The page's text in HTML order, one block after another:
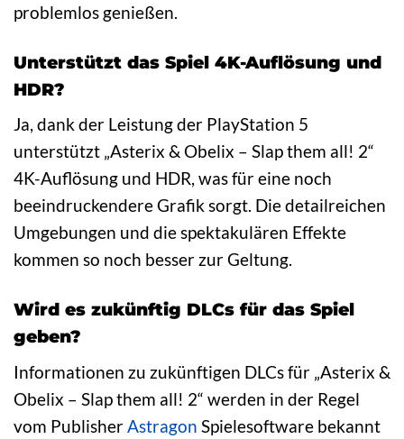
problemlos genießen.
Unterstützt das Spiel 4K-Auflösung und
HDR?
Ja, dank der Leistung der PlayStation 5
unterstützt „Asterix & Obelix – Slap them all! 2“
4K-Auflösung und HDR, was für eine noch
beeindruckendere Grafik sorgt. Die detailreichen
Umgebungen und die spektakulären Effekte
kommen so noch besser zur Geltung.
Wird es zukünftig DLCs für das Spiel
geben?
Informationen zu zukünftigen DLCs für „Asterix &
Obelix – Slap them all! 2“ werden in der Regel
vom PublisherAstragon Spielesoftware bekannt